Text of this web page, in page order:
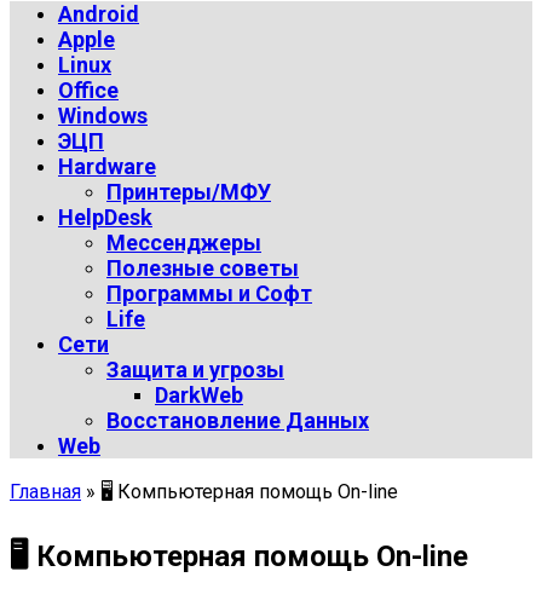
Android
Apple
Linux
Office
Windows
ЭЦП
Hardware
Принтеры/МФУ
HelpDesk
Мессенджеры
Полезные советы
Программы и Софт
Life
Сети
Защита и угрозы
DarkWeb
Восстановление Данных
Web
Главная » 🖥 Компьютерная помощь On-line
🖥 Компьютерная помощь On-line